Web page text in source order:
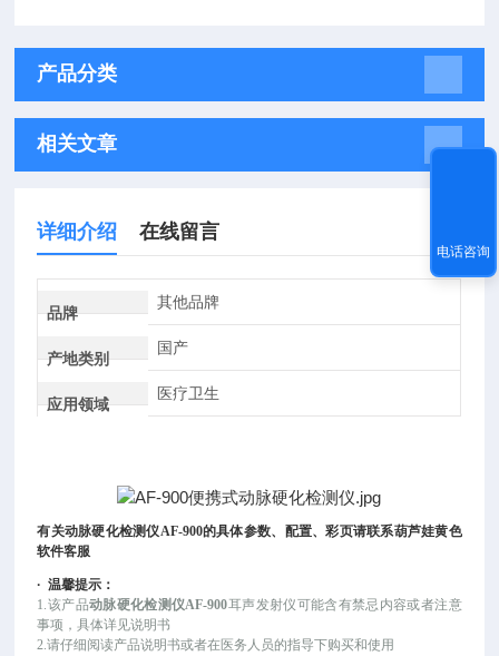
产品分类
相关文章
详细介绍 在线留言
品牌
其他品牌
产地类别
国产
应用领域
医疗卫生
有关动脉硬化检测仪AF-900的具体参数、配置、彩页请联系葫芦娃黄色
软件客服
·温馨提示：
1.该产品动脉硬化检测仪AF-900耳声发射仪可能含有禁忌内容或者注意
事项，具体详见说明书
2.请仔细阅读产品说明书或者在医务人员的指导下购买和使用
电话咨询